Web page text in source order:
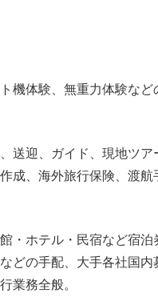
機体験、無重力体験など
送迎、ガイド、現地ツア
成、海外旅行保険、渡航
・ホテル・民宿など宿泊
どの手配、大手各社国内
業務全般。